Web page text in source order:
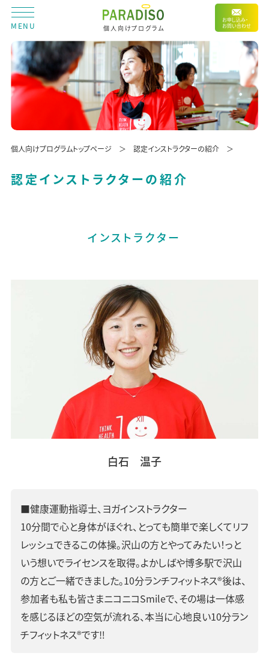
MENU 個人向けプログラム
お申し込み・
お問い合わせ
個人向けプログラムトップページ 認定インストラクターの紹介
認定インストラクターの紹介
インストラクター
白石 温子
■健康運動指導士、ヨガインストラクター
10分間で心と身体がほぐれ、とっても簡単で楽しくてリフ
レッシュできるこの体操。沢山の方とやってみたい！っと
いう想いでライセンスを取得。よかしばや博多駅で沢山
の方とご一緒できました。10分ランチフィットネス®後は、
参加者も私も皆さまニコニコSmileで、その場は一体感
を感じるほどの空気が流れる、本当に心地良い10分ラン
チフィットネス®です‼︎